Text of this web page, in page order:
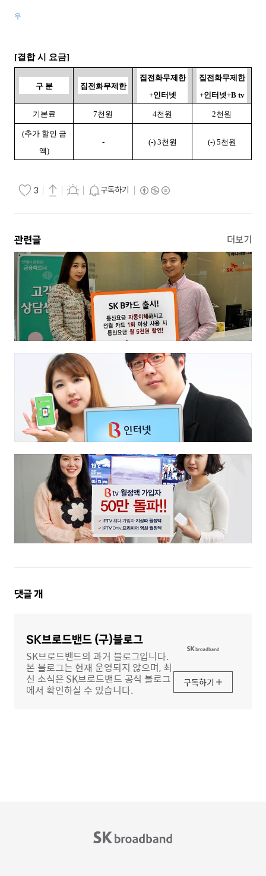
우
[결합 시 요금]
구 분 집전화무제한
집전화무제한
+인터넷
집전화무제한
+인터넷+B tv
기본료 7천원 4천원 2천원
(추가 할인 금
액)
- (-) 3천원 (-) 5천원
3 구독하기
관련글 더보기
댓
댓글개
SK브로드밴드 (구)블로그
SK브로드밴드의 과거 블로그입니다.
본 블로그는 현재 운영되지 않으며, 최
신 소식은 SK브로드밴드 공식 블로그
에서 확인하실 수 있습니다.
구독하기